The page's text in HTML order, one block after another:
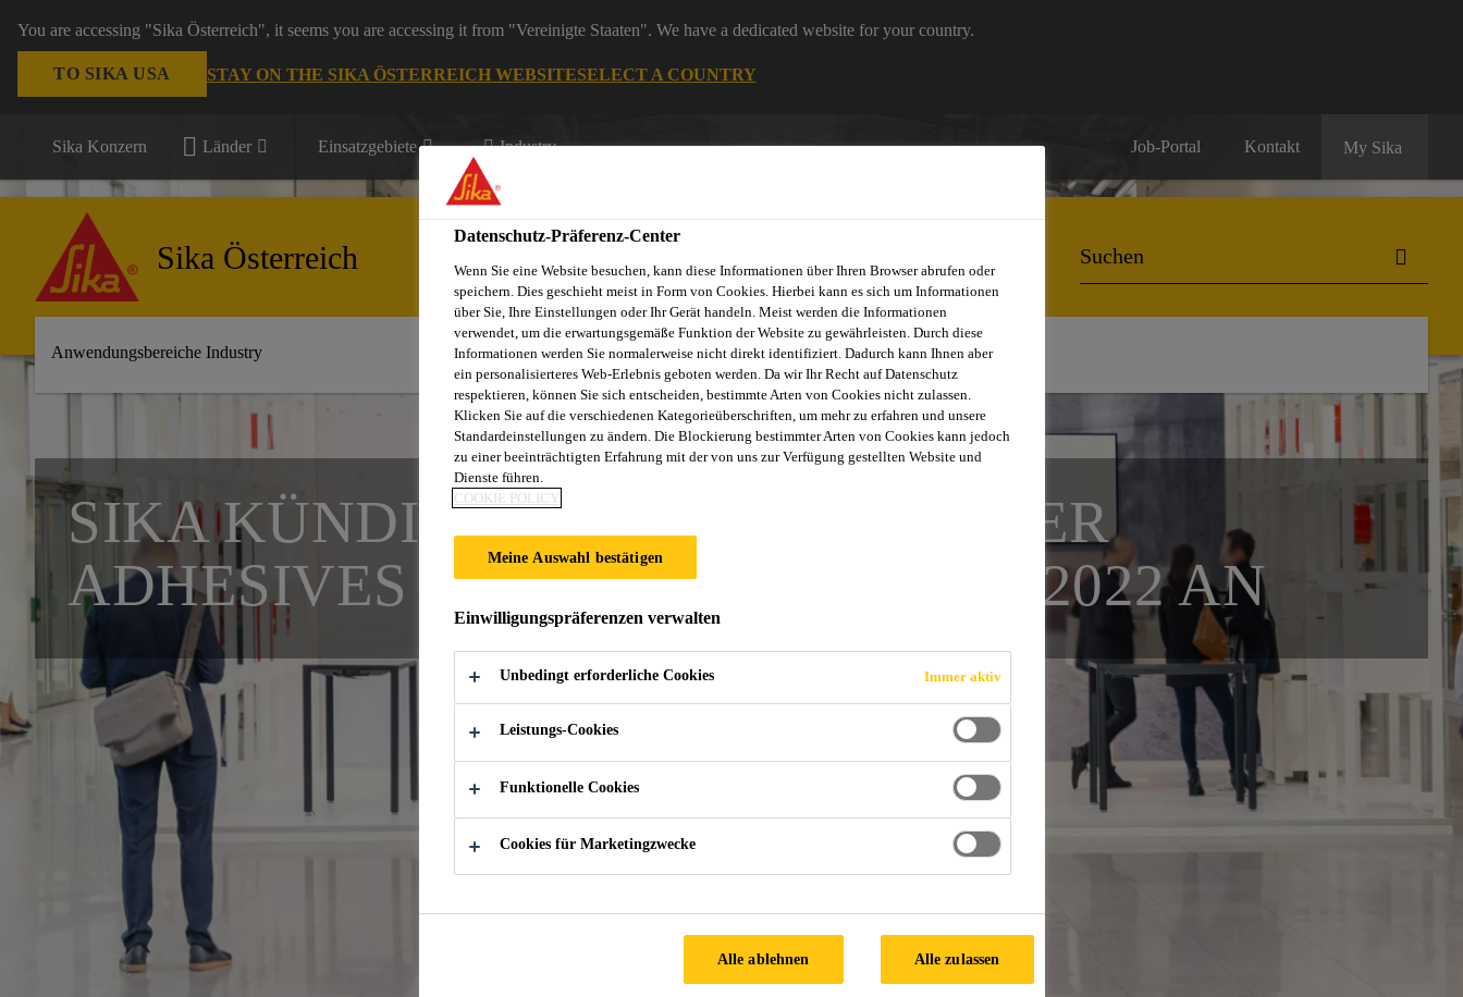
You are accessing "Sika Österreich", it seems you are accessing it from "Vereinigte Staaten". We have a dedicated website for your country.
TO SIKA USA STAY ON THE SIKA ÖSTERREICH WEBSITESELECT A COUNTRY
Sika Konzern Länder Einsatzgebiete Industry Job-Portal Kontakt My Sika
Sika Österreich
Anwendungsbereiche Industry
SIKA KÜNDIGT TEILNAHME AN DER
ADHESIVES AND BONDING EXPO 2022 AN
Datenschutz-Präferenz-Center
Wenn Sie eine Website besuchen, kann diese Informationen über Ihren Browser abrufen oder
speichern. Dies geschieht meist in Form von Cookies. Hierbei kann es sich um Informationen
über Sie, Ihre Einstellungen oder Ihr Gerät handeln. Meist werden die Informationen
verwendet, um die erwartungsgemäße Funktion der Website zu gewährleisten. Durch diese
Informationen werden Sie normalerweise nicht direkt identifiziert. Dadurch kann Ihnen aber
ein personalisierteres Web-Erlebnis geboten werden. Da wir Ihr Recht auf Datenschutz
respektieren, können Sie sich entscheiden, bestimmte Arten von Cookies nicht zulassen.
Klicken Sie auf die verschiedenen Kategorieüberschriften, um mehr zu erfahren und unsere
Standardeinstellungen zu ändern. Die Blockierung bestimmter Arten von Cookies kann jedoch
zu einer beeinträchtigten Erfahrung mit der von uns zur Verfügung gestellten Website und
Dienste führen.
COOKIE POLICY
Meine Auswahl bestätigen
Einwilligungspräferenzen verwalten
Unbedingt erforderliche Cookies Immer aktiv
Leistungs-Cookies
Funktionelle Cookies
Cookies für Marketingzwecke
Alle ablehnen Alle zulassen